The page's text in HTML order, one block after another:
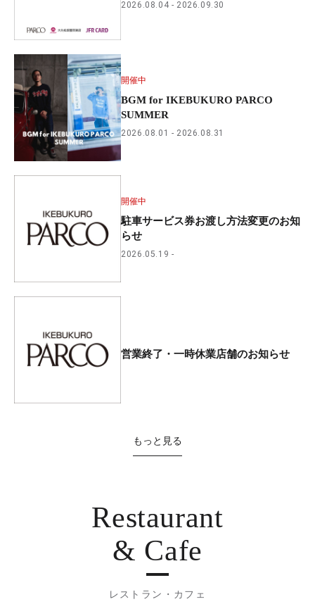
2026.08.04 2026.09.30
開催中
BGM for IKEBUKURO PARCO
SUMMER
2026.08.01 2026.08.31
開催中
駐車サービス券お渡し方法変更のお知
らせ
2026.05.19
営業終了・一時休業店舗のお知らせ
もっと見る
Restaurant
& Cafe
レストラン・カフェ